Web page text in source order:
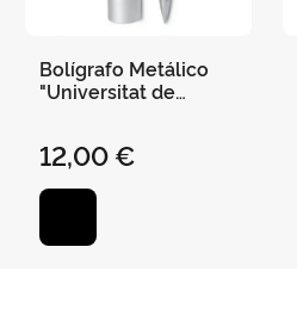
Bolígrafo Metálico
"Universitat de
12,00 €